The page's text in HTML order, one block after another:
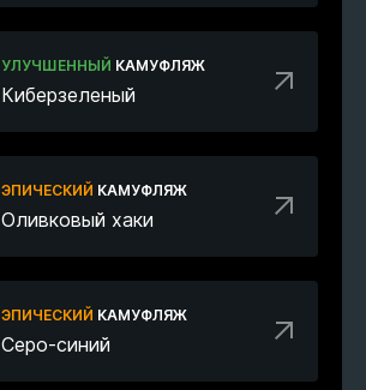
УЛУЧШЕННЫЙ КАМУФЛЯЖ
Киберзеленый
ЭПИЧЕСКИЙ КАМУФЛЯЖ
Оливковый хаки
ЭПИЧЕСКИЙ КАМУФЛЯЖ
Серо-синий